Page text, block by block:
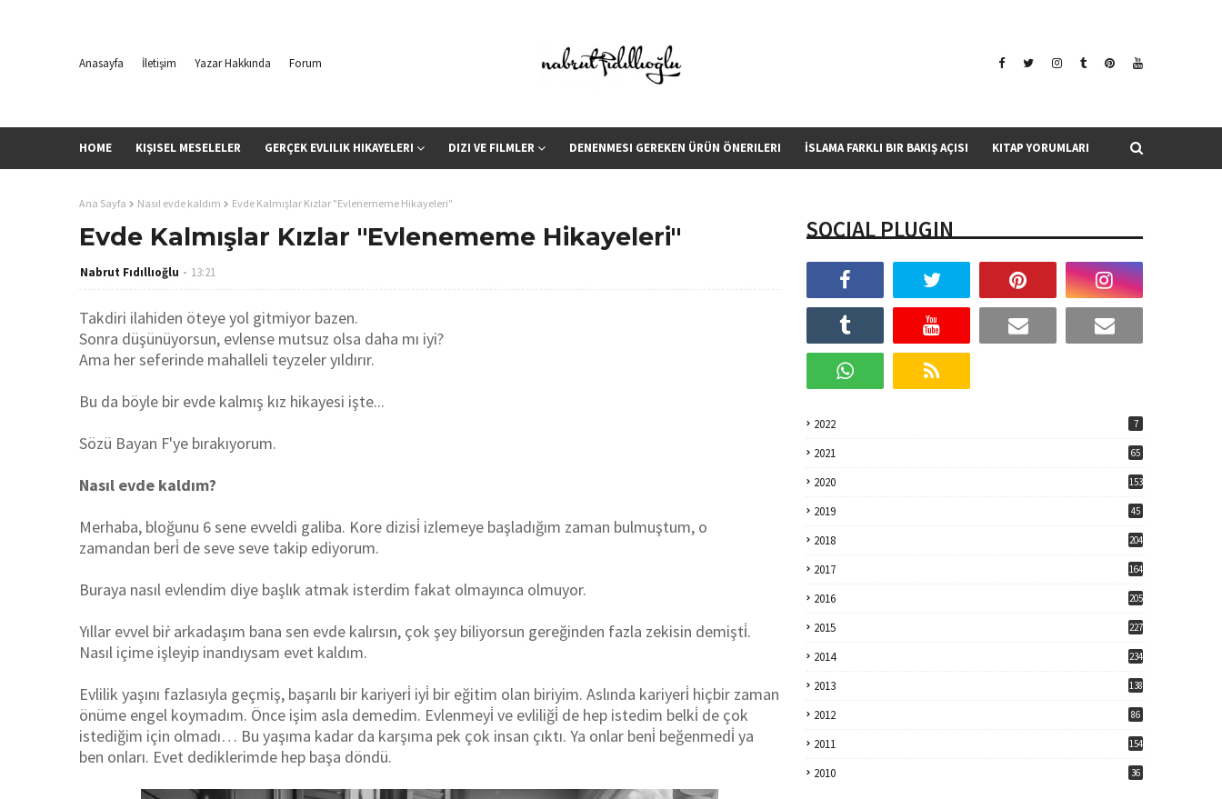
Anasayfa İletişim Yazar Hakkında Forum
HOME KIŞISEL MESELELER GERÇEK EVLILIK HIKAYELERI DIZI VE FILMLER DENENMESI GEREKEN ÜRÜN ÖNERILERI İSLAMA FARKLI BIR BAKIŞ AÇISI KITAP YORUMLARI
Ana Sayfa Nasıl evde kaldım Evde Kalmışlar Kızlar "Evlenememe Hikayeleri"
Evde Kalmışlar Kızlar "Evlenememe Hikayeleri"
Nabrut Fıdıllıoğlu 13:21
Takdiri ilahiden öteye yol gitmiyor bazen.
Sonra düşünüyorsun, evlense mutsuz olsa daha mı iyi?
Ama her seferinde mahalleli teyzeler yıldırır.
Bu da böyle bir evde kalmış kız hikayesi işte...
Sözü Bayan F'ye bırakıyorum.
Nasıl evde kaldım?
Merhaba, bloğunu 6 sene evveldi galiba. Kore dizisi̇ izlemeye başladığım zaman bulmuştum, o
zamandan beri̇ de seve seve takip ediyorum.
Buraya nasıl evlendim diye başlık atmak isterdim fakat olmayınca olmuyor.
Yıllar evvel biṙ arkadaşım bana sen evde kalırsın, çok şey biliyorsun gereğinden fazla zekisin demişti̇.
Nasıl içime işleyip inandıysam evet kaldım.
Evlilik yaşını fazlasıyla geçmiş, başarılı bir kariyeri̇ iyi̇ bir eğitim olan biriyim. Aslında kariyeri̇ hiçbir zaman
önüme engel koymadım. Önce işim asla demedim. Evlenmeyi̇ ve evliliği̇ de hep istedim belki̇ de çok
istediğim için olmadı… Bu yaşıma kadar da karşıma pek çok insan çıktı. Ya onlar beni̇ beğenmedi̇ ya
ben onları. Evet dediklerimde hep başa döndü.
SOCIAL PLUGIN
2022 7
2021 65
2020 153
2019 45
2018 204
2017 164
2016 205
2015 227
2014 234
2013 138
2012 86
2011 154
2010 36